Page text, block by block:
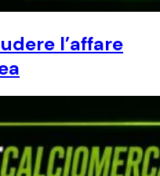
l’affare